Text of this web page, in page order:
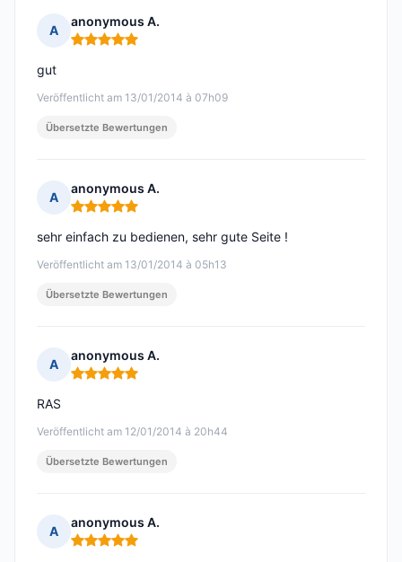
A
anonymous A.
Hinweis: 5 von 5
Veröffentlicht am 13/01/2014 à 07h09
gut
Übersetzte Bewertungen
A
anonymous A.
Hinweis: 5 von 5
Veröffentlicht am 13/01/2014 à 05h13
sehr einfach zu bedienen, sehr gute Seite !
Übersetzte Bewertungen
A
anonymous A.
Hinweis: 5 von 5
Veröffentlicht am 12/01/2014 à 20h44
RAS
Übersetzte Bewertungen
A
anonymous A.
Hinweis: 5 von 5